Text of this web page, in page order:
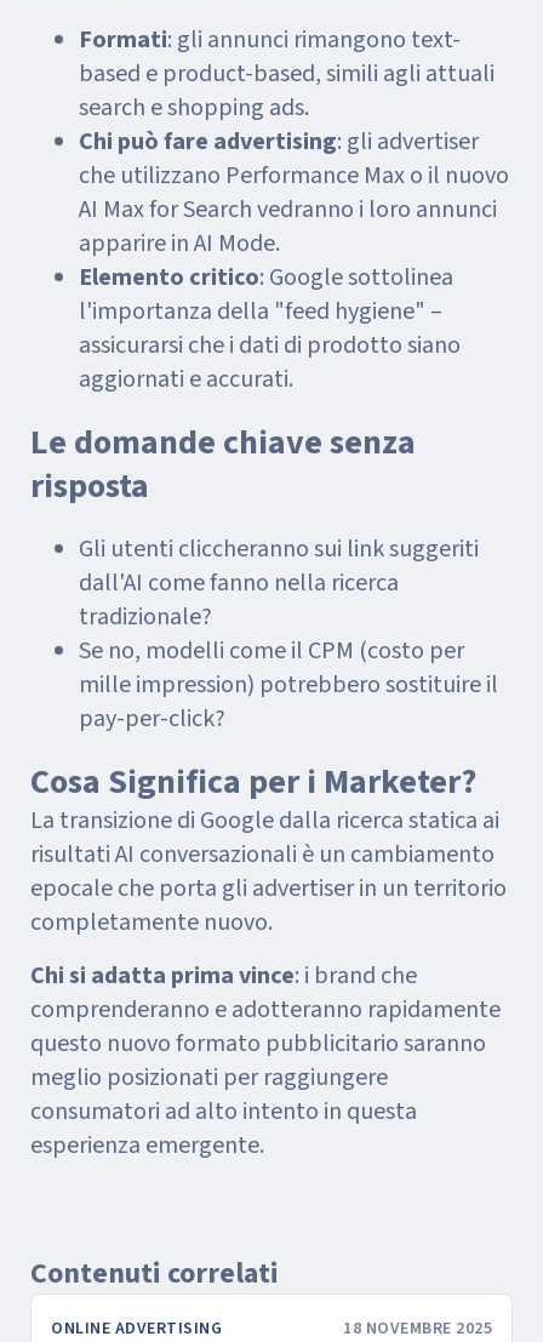
Formati: gli annunci rimangono text-
based e product-based, simili agli attuali
search e shopping ads.
Chi può fare advertising: gli advertiser
che utilizzano Performance Max o il nuovo
AI Max for Search vedranno i loro annunci
apparire in AI Mode.
Elemento critico: Google sottolinea
l'importanza della "feed hygiene" –
assicurarsi che i dati di prodotto siano
aggiornati e accurati.
Le domande chiave senza
risposta
Gli utenti cliccheranno sui link suggeriti
dall'AI come fanno nella ricerca
tradizionale?
Se no, modelli come il CPM (costo per
mille impression) potrebbero sostituire il
pay-per-click?
Cosa Significa per i Marketer?
La transizione di Google dalla ricerca statica ai
risultati AI conversazionali è un cambiamento
epocale che porta gli advertiser in un territorio
completamente nuovo.
Chi si adatta prima vince: i brand che
comprenderanno e adotteranno rapidamente
questo nuovo formato pubblicitario saranno
meglio posizionati per raggiungere
consumatori ad alto intento in questa
esperienza emergente.
Contenuti correlati
ONLINE ADVERTISING 18 NOVEMBRE 2025